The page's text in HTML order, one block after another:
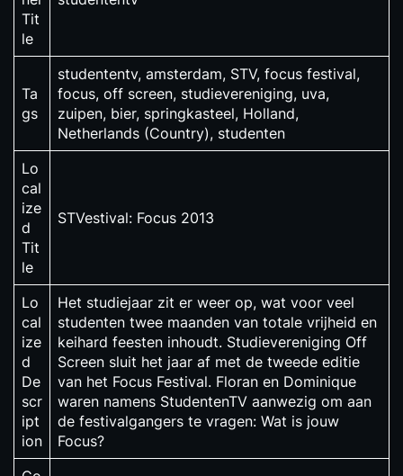
Tit
le
Ta
gs
studententv, amsterdam, STV, focus festival,
focus, off screen, studievereniging, uva,
zuipen, bier, springkasteel, Holland,
Netherlands (Country), studenten
Lo
cal
ize
d
Tit
le
STVestival: Focus 2013
Lo
cal
ize
d
De
scr
ipt
ion
Het studiejaar zit er weer op, wat voor veel
studenten twee maanden van totale vrijheid en
keihard feesten inhoudt. Studievereniging Off
Screen sluit het jaar af met de tweede editie
van het Focus Festival. Floran en Dominique
waren namens StudentenTV aanwezig om aan
de festivalgangers te vragen: Wat is jouw
Focus?